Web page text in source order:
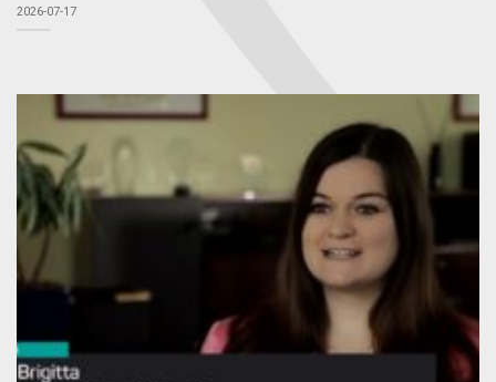
2026-07-17